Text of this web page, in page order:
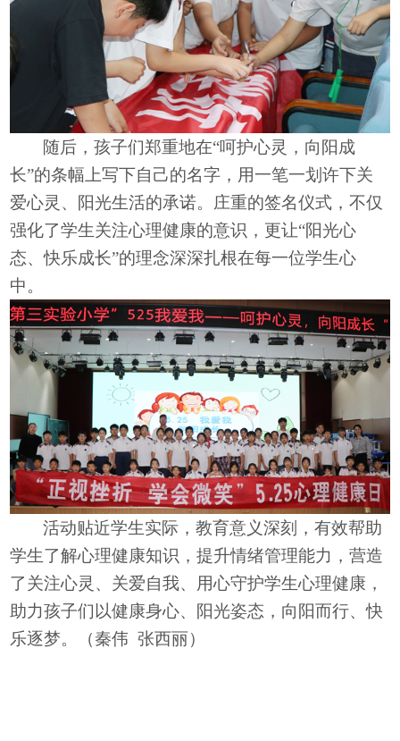
随后，孩子们郑重地在“呵护心灵，向阳成
长”的条幅上写下自己的名字，用一笔一划许下关
爱心灵、阳光生活的承诺。庄重的签名仪式，不仅
强化了学生关注心理健康的意识，更让“阳光心
态、快乐成长”的理念深深扎根在每一位学生心
中。
活动贴近学生实际，教育意义深刻，有效帮助
学生了解心理健康知识，提升情绪管理能力，营造
了关注心灵、关爱自我、用心守护学生心理健康，
助力孩子们以健康身心、阳光姿态，向阳而行、快
乐逐梦。
（秦伟 张西丽）